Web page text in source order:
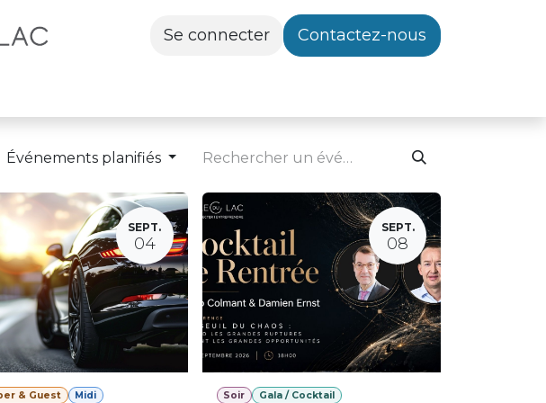
Se connecter Contactez-nous
Événements planifiés
SEPT.
04
& Guest
Midi
SEPT.
08
Soir Gala / Cocktail